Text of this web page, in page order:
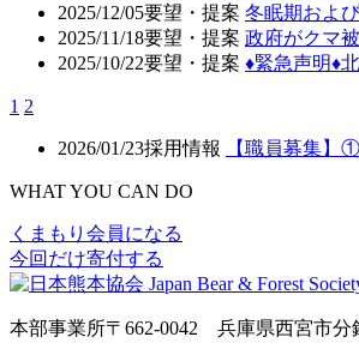
2025/12/05要望・提案 冬眠期およ
2025/11/18要望・提案 政府がクマ
2025/10/22要望・提案 ♦️緊急声明♦️
1 2
2026/01/23採用情報 【職員募集】
WHAT YOU CAN DO
くまもり会員になる
今回だけ寄付する
本部事業所〒662-0042 兵庫県西宮市分